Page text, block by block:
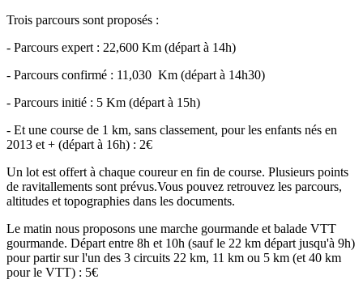
Trois parcours sont proposés :
- Parcours expert : 22,600 Km (départ à 14h)
- Parcours confirmé : 11,030 Km (départ à 14h30)
- Parcours initié : 5 Km (départ à 15h)
- Et une course de 1 km, sans classement, pour les enfants nés en
2013 et + (départ à 16h) : 2€
Un lot est offert à chaque coureur en fin de course. Plusieurs points
de ravitallements sont prévus.Vous pouvez retrouvez les parcours,
altitudes et topographies dans les documents.
Le matin nous proposons une marche gourmande et balade VTT
gourmande. Départ entre 8h et 10h (sauf le 22 km départ jusqu'à 9h)
pour partir sur l'un des 3 circuits 22 km, 11 km ou 5 km (et 40 km
pour le VTT) : 5€